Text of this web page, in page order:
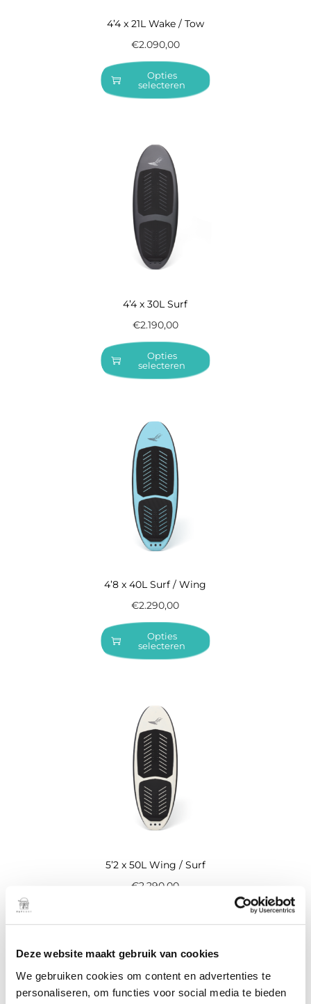
Deze website maakt gebruik van cookies
We gebruiken cookies om content en advertenties te
personaliseren, om functies voor social media te bieden
4’4 x 21L Wake / Tow
€2.090,00
Opties
selecteren
4’4 x 30L Surf
€2.190,00
Opties
selecteren
4’8 x 40L Surf / Wing
€2.290,00
Opties
selecteren
5’2 x 50L Wing / Surf
€2.290,00
selecteren